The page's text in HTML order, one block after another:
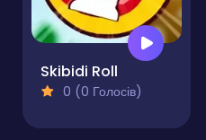
Skibidi Roll
0 (0 Голосів)